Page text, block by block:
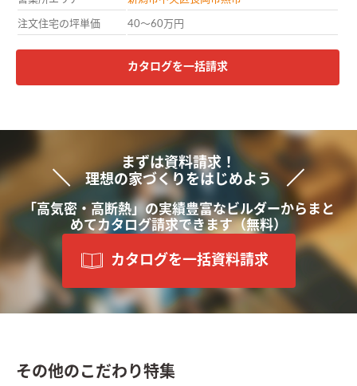
注文住宅の坪単価 40〜60万円
カタログを一括請求
まずは資料請求！
理想の家づくりをはじめよう
「高気密・高断熱」の実績豊富なビルダーから まと
めてカタログ請求できます（無料）
カタログを一括資料請求
その他のこだわり特集